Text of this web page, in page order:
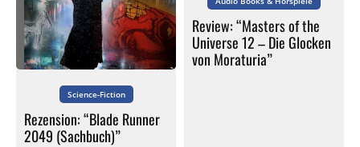
Science-Fiction
Rezension: “Blade Runner
2049 (Sachbuch)”
Review: “Masters of the
Universe 12 – Die Glocken
von Moraturia”